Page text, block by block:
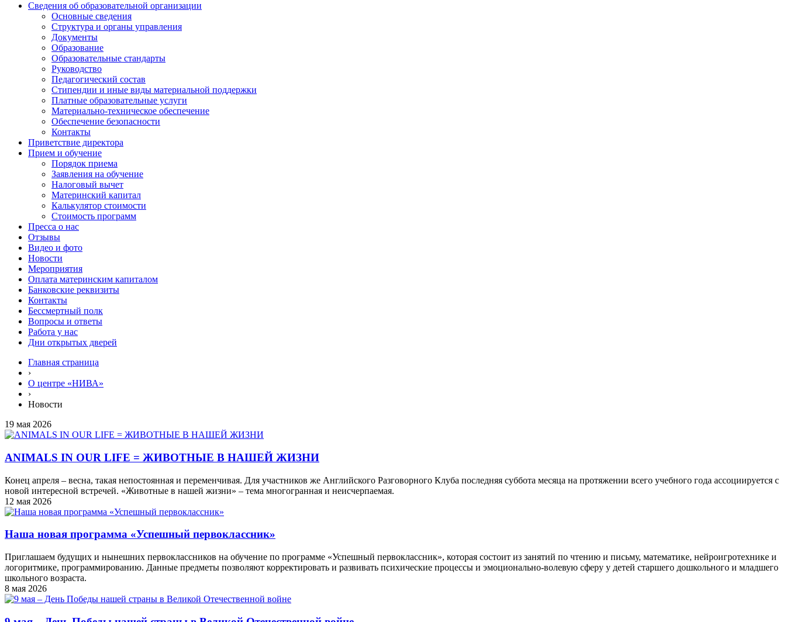
Сведения об образовательной организации
Основные сведения
Структура и органы управления
Документы
Образование
Образовательные стандарты
Руководство
Педагогический состав
Стипендии и иные виды материальной поддержки
Платные образовательные услуги
Материально-техническое обеспечение
Обеспечение безопасности
Контакты
Приветствие директора
Прием и обучение
Порядок приема
Заявления на обучение
Налоговый вычет
Материнский капитал
Калькулятор стоимости
Стоимость программ
Пресса о нас
Отзывы
Видео и фото
Новости
Мероприятия
Оплата материнским капиталом
Банковские реквизиты
Контакты
Бессмертный полк
Вопросы и ответы
Работа у нас
Дни открытых дверей
Главная страница
›
О центре «НИВА»
›
Новости
19 мая 2026
ANIMALS IN OUR LIFE = ЖИВОТНЫЕ В НАШЕЙ ЖИЗНИ
Конец апреля – весна, такая непостоянная и переменчивая. Для участников же Английского Разговорного Клуба последняя суббота месяца на протяжении всего учебного года ассоциируется с
новой интересной встречей. «Животные в нашей жизни» – тема многогранная и неисчерпаемая.
12 мая 2026
Наша новая программа «Успешный первоклассник»
Приглашаем будущих и нынешних первоклассников на обучение по программе «Успешный первоклассник», которая состоит из занятий по чтению и письму, математике, нейроигротехнике и
логоритмике, программированию. Данные предметы позволяют корректировать и развивать психические процессы и эмоционально-волевую сферу у детей старшего дошкольного и младшего
школьного возраста.
8 мая 2026